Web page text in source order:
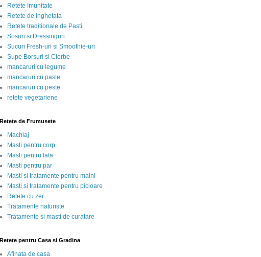
Retete Imunitate
Retete de inghetata
Retete traditionale de Pasti
Sosuri si Dressinguri
Sucuri Fresh-uri si Smoothie-uri
Supe Borsuri si Ciorbe
mancaruri cu legume
mancaruri cu paste
mancaruri cu peste
retete vegetariene
Retete de Frumusete
Machiaj
Masti pentru corp
Masti pentru fata
Masti pentru par
Masti si tratamente pentru maini
Masti si tratamente pentru picioare
Retete cu zer
Tratamente naturiste
Tratamente si masti de curatare
Retete pentru Casa si Gradina
Afinata de casa